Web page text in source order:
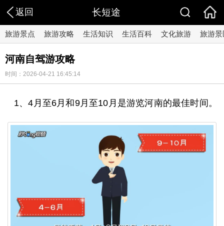
返回 长短途
旅游景点 旅游攻略 生活知识 生活百科 文化旅游 旅游景
河南自驾游攻略
时间：2026-04-21 16:45:14
1、4月至6月和9月至10月是游览河南的最佳时间。